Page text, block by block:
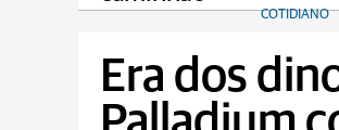
COTIDIANO
Era dos